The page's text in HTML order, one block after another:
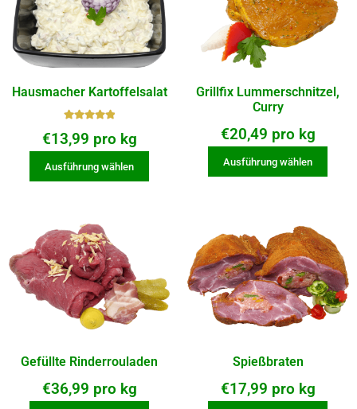
Hausmacher Kartoffelsalat
t mit
5
€13,99 pro kg
Ausführung wählen
Grillfix Lummerschnitzel,
Curry
€20,49 pro kg
Ausführung wählen
Gefüllte Rinderrouladen
€36,99 pro kg
Spießbraten
€17,99 pro kg